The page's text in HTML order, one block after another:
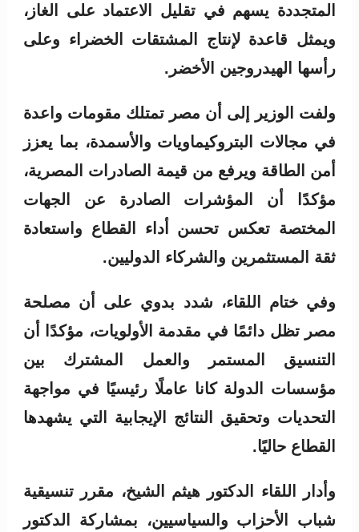
المتجددة يسهم في تقليل الاعتماد على الغاز،
ويمثل قاعدة لإنتاج المشتقات الخضراء وعلى
رأسها الهيدروجين الأخضر.
ولفت الوزير إلى أن مصر تمتلك مقومات واعدة
في مجالات البتروكيماويات والأسمدة، بما يعزز
أمن الطاقة ويرفع من قيمة الصادرات المصرية،
مؤكدًا أن المؤشرات الصادرة عن الجهات
المختصة تعكس تحسن أداء القطاع واستعادة
ثقة المستثمرين والشركاء الدوليين.
وفي ختام اللقاء، شدد بدوي على أن مصلحة
مصر تظل دائمًا في مقدمة الأولويات، مؤكدًا أن
التنسيق المستمر والعمل المشترك بين
مؤسسات الدولة كانا عاملًا رئيسيًا في مواجهة
التحديات وتحقيق النتائج الإيجابية التي يشهدها
القطاع حاليًا.
وأدار اللقاء الدكتور هيثم الشيخ، مقرر تنسيقية
شباب الأحزاب والسياسيين، بمشاركة الدكتور